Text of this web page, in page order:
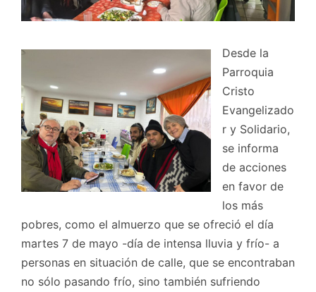
Desde la
Parroquia
Cristo
Evangelizado
r y Solidario,
se informa
de acciones
en favor de
los más
pobres, como el almuerzo que se ofreció el día
martes 7 de mayo -día de intensa lluvia y frío- a
personas en situación de calle, que se encontraban
no sólo pasando frío, sino también sufriendo